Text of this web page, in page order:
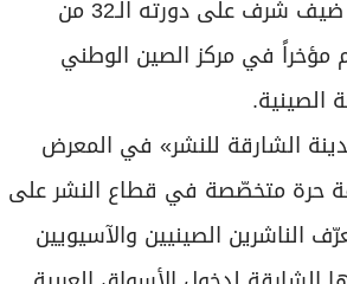
حلّت دولة الإمارات ضيف شرف على دورته الـ32 من
مؤخراً في مركز الصين الوطني
الصينية.
الشارقة للنشر» في المعرض
حرة متخصّصة في قطاع النشر على
الناشرين الصينيين والآسيويين